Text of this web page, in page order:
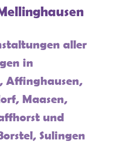
aller
in
Affinghausen,
Maasen,
und
Sulingen